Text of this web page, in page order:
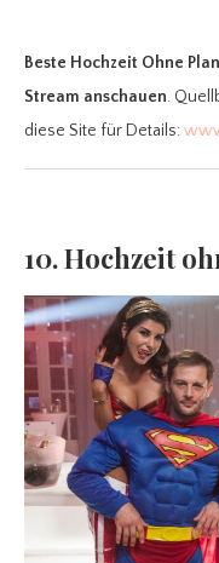
Beste Hochzeit Ohne Plan
Stream anschauen.
diese Site für Details:
10. Hochzeit